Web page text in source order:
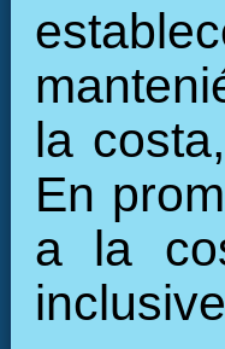
la
En
a la